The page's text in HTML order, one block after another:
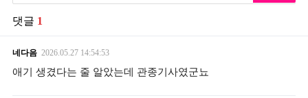
댓글 1
네다음 2026.05.27 14:54:53
애기 생겼다는 줄 알았는데 관종기사였군뇨